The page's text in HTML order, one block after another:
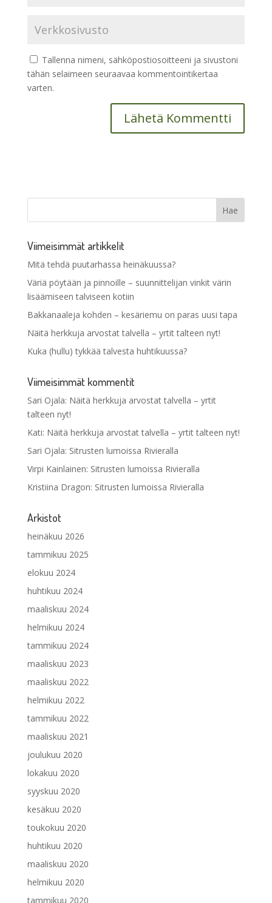
Tallenna nimeni, sähköpostiosoitteeni ja sivustoni
tähän selaimeen seuraavaa kommentointikertaa
varten.
Viimeisimmät artikkelit
Mitä tehdä puutarhassa heinäkuussa?
Väriä pöytään ja pinnoille – suunnittelijan vinkit värin
lisäämiseen talviseen kotiin
Bakkanaaleja kohden – kesäriemu on paras uusi tapa
Näitä herkkuja arvostat talvella – yrtit talteen nyt!
Kuka (hullu) tykkää talvesta huhtikuussa?
Viimeisimmät kommentit
Sari Ojala: Näitä herkkuja arvostat talvella – yrtit
talteen nyt!
Kati: Näitä herkkuja arvostat talvella – yrtit talteen nyt!
Sari Ojala: Sitrusten lumoissa Rivieralla
Virpi Kainlainen: Sitrusten lumoissa Rivieralla
Kristiina Dragon: Sitrusten lumoissa Rivieralla
Arkistot
heinäkuu 2026
tammikuu 2025
elokuu 2024
huhtikuu 2024
maaliskuu 2024
helmikuu 2024
tammikuu 2024
maaliskuu 2023
maaliskuu 2022
helmikuu 2022
tammikuu 2022
maaliskuu 2021
joulukuu 2020
lokakuu 2020
syyskuu 2020
kesäkuu 2020
toukokuu 2020
huhtikuu 2020
maaliskuu 2020
helmikuu 2020
tammikuu 2020